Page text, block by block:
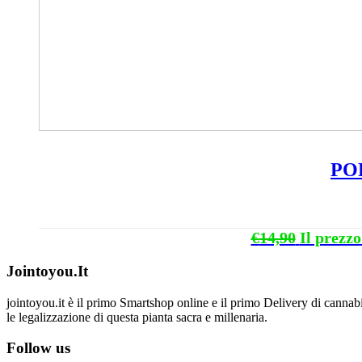
€14,90 Il
Jointoyou.It
jointoyou.it è il primo Smartshop online e il primo Delivery di
le legalizzazione di questa pianta sacra e millenaria.
Follow us